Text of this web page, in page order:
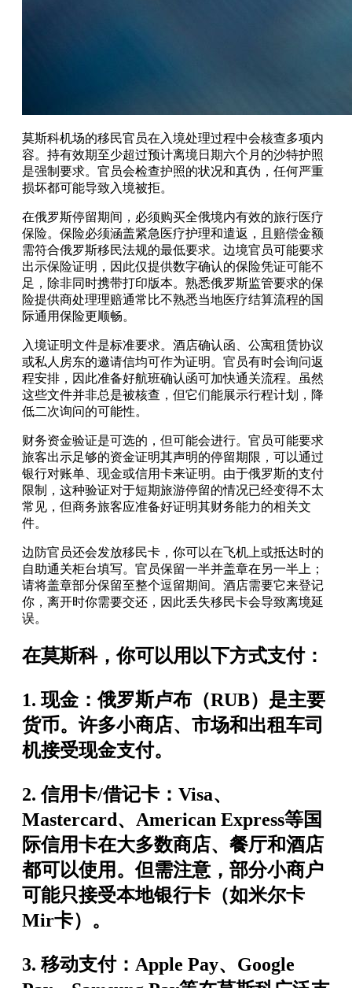
莫斯科机场的移民官员在入境处理过程中会核查多项内
容。持有效期至少超过预计离境日期六个月的沙特护照
是强制要求。官员会检查护照的状况和真伪，任何严重
损坏都可能导致入境被拒。
在俄罗斯停留期间，必须购买全俄境内有效的旅行医疗
保险。保险必须涵盖紧急医疗护理和遣返，且赔偿金额
需符合俄罗斯移民法规的最低要求。边境官员可能要求
出示保险证明，因此仅提供数字确认的保险凭证可能不
足，除非同时携带打印版本。熟悉俄罗斯监管要求的保
险提供商处理理赔通常比不熟悉当地医疗结算流程的国
际通用保险更顺畅。
入境证明文件是标准要求。酒店确认函、公寓租赁协议
或私人房东的邀请信均可作为证明。官员有时会询问返
程安排，因此准备好航班确认函可加快通关流程。虽然
这些文件并非总是被核查，但它们能展示行程计划，降
低二次询问的可能性。
财务资金验证是可选的，但可能会进行。官员可能要求
旅客出示足够的资金证明其声明的停留期限，可以通过
银行对账单、现金或信用卡来证明。由于俄罗斯的支付
限制，这种验证对于短期旅游停留的情况已经变得不太
常见，但商务旅客应准备好证明其财务能力的相关文
件。
边防官员还会发放移民卡，你可以在飞机上或抵达时的
自助通关柜台填写。官员保留一半并盖章在另一半上；
请将盖章部分保留至整个逗留期间。酒店需要它来登记
你，离开时你需要交还，因此丢失移民卡会导致离境延
误。
在莫斯科，你可以用以下方式支付：
1.现金：俄罗斯卢布（RUB）是主要
货币。许多小商店、市场和出租车司
机接受现金支付。
2.信用卡/借记卡 ：Visa、
Mastercard、American Express等国
际信用卡在大多数商店、餐厅和酒店
都可以使用。但需注意，部分小商户
可能只接受本地银行卡（如米尔卡
Mir卡）。
3. 移动支付：Apple Pay、Google